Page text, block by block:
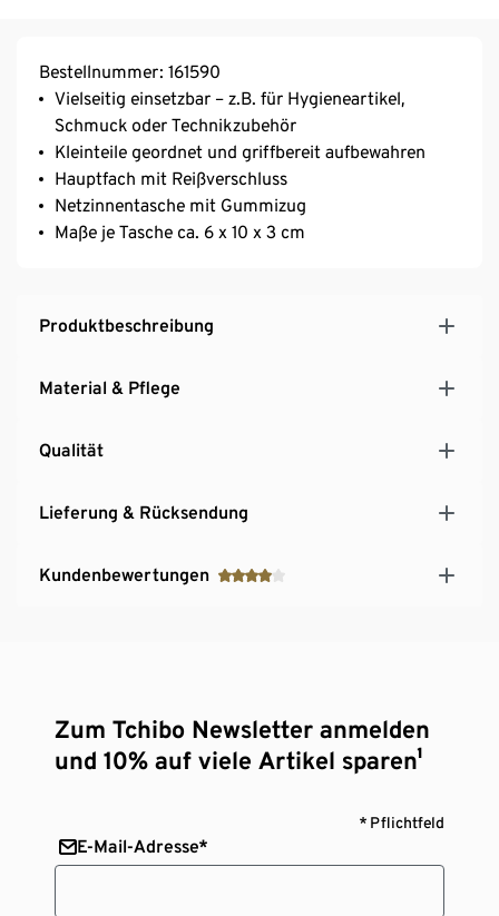
Bestellnummer: 161590
Vielseitig einsetzbar – z.B. für Hygieneartikel,
Schmuck oder Technikzubehör
Kleinteile geordnet und griffbereit aufbewahren
Hauptfach mit Reißverschluss
Netzinnentasche mit Gummizug
Maße je Tasche ca. 6 x 10 x 3 cm
Produktbeschreibung
Material & Pflege
Qualität
Lieferung & Rücksendung
Kundenbewertungen
Zum Tchibo Newsletter anmelden
und 10% auf viele Artikel sparen¹
* Pflichtfeld
E-Mail-Adresse*